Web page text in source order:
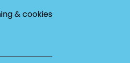
& cookies